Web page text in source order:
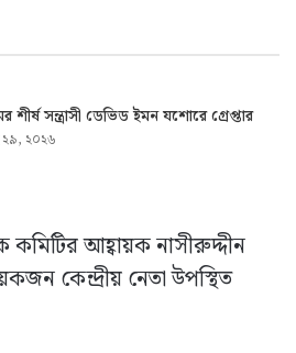
শীর্ষ সন্ত্রাসী ডেভিড ইমন যশোরে গ্রেপ্তার
২৯, ২০২৬
আহ্বায়ক নাসীরুদ্দীন
কেন্দ্রীয় নেতা উপস্থিত